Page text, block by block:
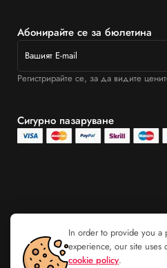
Абонирайте се за бюлетина
Регистрирайте се, за да видите
Сигурно пазаруване
In order to provide you a
experience, our site uses
cookie policy.